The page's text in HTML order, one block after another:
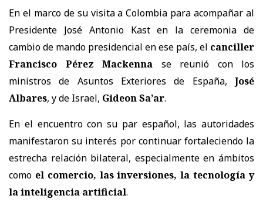
En el marco de su visita a Colombia para acompañar al
Presidente José Antonio Kast en la ceremonia de
cambio de mando presidencial en ese país, el canciller
Francisco Pérez Mackenna se reunió con los
ministros de Asuntos Exteriores de España, José
Albares, y de Israel, Gideon Sa’ar.
En el encuentro con su par español, las autoridades
manifestaron su interés por continuar fortaleciendo la
estrecha relación bilateral, especialmente en ámbitos
como el comercio, las inversiones, la tecnología y
la inteligencia artificial.